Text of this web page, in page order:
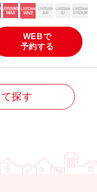
WEBで
予約する
探す